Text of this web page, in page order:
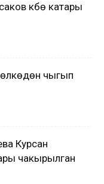
күбө катары
чыгып
Курсан
чакырылган